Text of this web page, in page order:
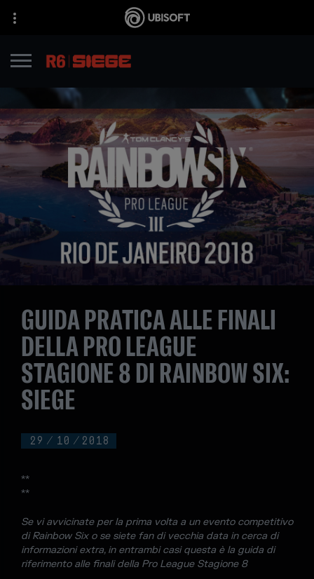
29 / 10 / 2018
GUIDA PRATICA ALLE FINALI
DELLA PRO LEAGUE
STAGIONE 8 DI RAINBOW SIX:
SIEGE
**
**
Se vi avvicinate per la prima volta a un evento competitivo
di Rainbow Six o se siete fan di vecchia data in cerca di
informazioni extra, in entrambi casi questa è la guida di
riferimento alle finali della Pro League Stagione 8